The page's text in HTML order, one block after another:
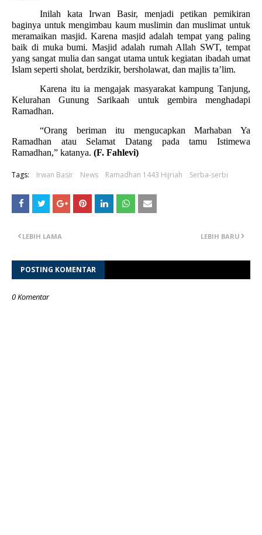
Inilah kata Irwan Basir, menjadi petikan pemikiran
baginya untuk mengimbau kaum muslimin dan muslimat untuk
meramaikan masjid. Karena masjid adalah tempat yang paling
baik di muka bumi. Masjid adalah rumah Allah SWT, tempat
yang sangat mulia dan sangat utama untuk kegiatan ibadah umat
Islam seperti sholat, berdzikir, bersholawat, dan majlis ta’lim.
Karena itu ia mengajak masyarakat kampung Tanjung,
Kelurahan Gunung Sarikaah untuk gembira menghadapi
Ramadhan.
“Orang beriman itu mengucapkan Marhaban Ya
Ramadhan atau Selamat Datang pada tamu Istimewa
Ramadhan,” katanya. (F. Fahlevi)
Tags: Irwan Basir News Ramadhan 1443 Hijriah Serba-serbi
LEBIH BARU
LEBIH LAMA
POSTING KOMENTAR
0 Komentar